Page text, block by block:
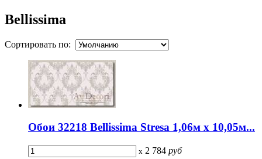
Bellissima
Сортировать по:
Обои 32218 Bellissima Stresa 1,06м х 10,05м...
x 2 784 руб